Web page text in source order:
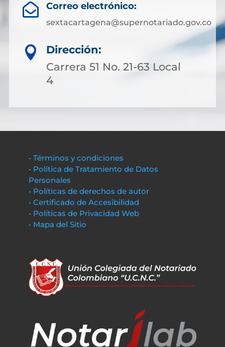
 Correo electrónico:
sextacartagena@supernotariado.gov.co

Dirección:
Carrera 51 No. 21-63 Local
4
• Términos y condiciones
• Política de Tratamiento de Datos
Personales
• Políticas de derechos de autor
• Certificado de Accesibilidad
• Políticas de Privacidad Web
• Mapa del Sitio